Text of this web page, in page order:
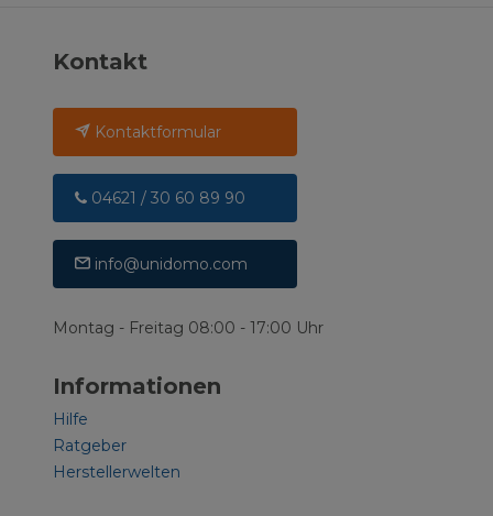
Kontakt
Kontaktformular
04621 / 30 60 89 90
info@unidomo.com
Montag - Freitag 08:00 - 17:00 Uhr
Informationen
Hilfe
Ratgeber
Herstellerwelten